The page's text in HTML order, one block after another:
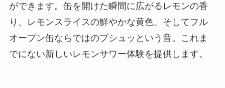
ができます。缶を開けた瞬間に広がるレモンの香
り、レモンスライスの鮮やかな黄色、そしてフル
オープン缶ならではのプシュッという音。これま
でにない新しいレモンサワー体験を提供します。